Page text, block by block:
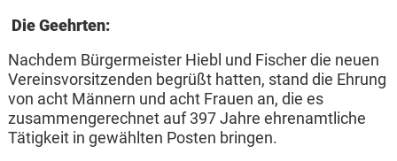
Die Geehrten:
Nachdem Bürgermeister Hiebl und Fischer die neuen
Vereinsvorsitzenden begrüßt hatten, stand die Ehrung
von acht Männern und acht Frauen an, die es
zusammengerechnet auf 397 Jahre ehrenamtliche
Tätigkeit in gewählten Posten bringen.